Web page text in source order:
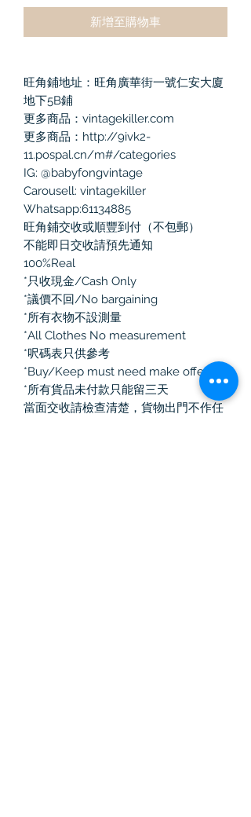
新增至購物車
旺角鋪地址：旺角廣華街一號仁安大廈
地下5B鋪
更多商品：vintagekiller.com
更多商品：http://9ivk2-
11.pospal.cn/m#/categories
IG: @babyfongvintage
Carousell: vintagekiller
Whatsapp:61134885
旺角鋪交收或順豐到付（不包郵）
不能即日交收請預先通知
100%Real
*只收現金/Cash Only
*議價不回/No bargaining
*所有衣物不設測量
*All Clothes No measurement
*呎碼表只供參考
*Buy/Keep must need make offer
*所有貨品未付款只能留三天
當面交收請檢查清楚，貨物出門不作任